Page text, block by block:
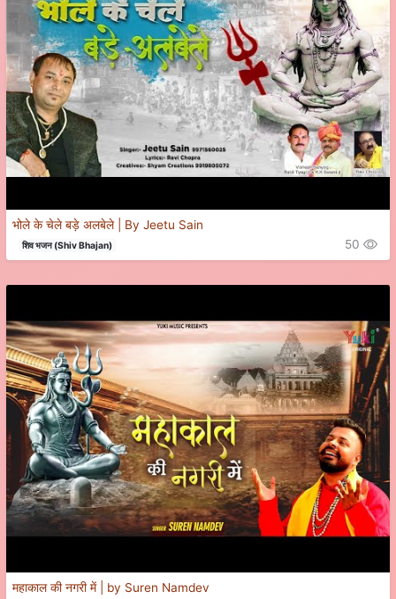
भोले के चेले बड़े अलबेले | By Jeetu Sain
शिव भजन (Shiv Bhajan) 50
महाकाल की नगरी में | by Suren Namdev